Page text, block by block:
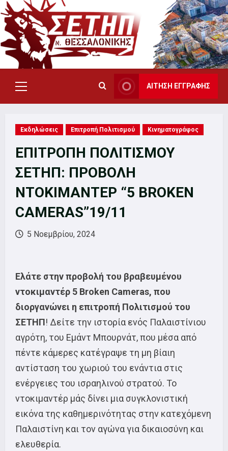
Skip
to
content
Primary
Menu
ΑΙΤΗΣΗ ΕΓΓΡΑΦΗΣ
Εκδηλώσεις Επιτροπή Πολιτισμού Κινηματογράφος
ΕΠΙΤΡΟΠΗ ΠΟΛΙΤΙΣΜΟΥ
ΣΕΤΗΠ: ΠΡΟΒΟΛΗ
ΝΤΟΚΙΜΑΝΤΕΡ “5 BROKEN
CAMERAS”19/11
5 Νοεμβρίου, 2024
Ελάτε στην προβολή του βραβευμένου
ντοκιμαντέρ 5 Broken Cameras, που
διοργανώνει η επιτροπή Πολιτισμού του
ΣΕΤΗΠ! Δείτε την ιστορία ενός Παλαιστίνιου
αγρότη, του Εμάντ Μπουρνάτ, που μέσα από
πέντε κάμερες κατέγραψε τη μη βίαιη
αντίσταση του χωριού του ενάντια στις
ενέργειες του ισραηλινού στρατού. Το
ντοκιμαντέρ μάς δίνει μια συγκλονιστική
εικόνα της καθημερινότητας στην κατεχόμενη
Παλαιστίνη και τον αγώνα για δικαιοσύνη και
ελευθερία.